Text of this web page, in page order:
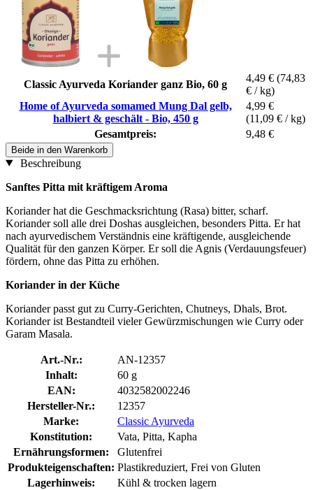
Classic Ayurveda Koriander ganz Bio, 60 g
4,49 € (74,83
€ / kg)
Home of Ayurveda somamed Mung Dal gelb,
halbiert & geschält - Bio, 450 g
4,99 €
(11,09 € / kg)
Gesamtpreis:
9,48 €
Beide in den Warenkorb
Beschreibung
Sanftes Pitta mit kräftigem Aroma
Koriander hat die Geschmacksrichtung (Rasa) bitter, scharf.
Koriander soll alle drei Doshas ausgleichen, besonders Pitta. Er hat
nach ayurvedischem Verständnis eine kräftigende, ausgleichende
Qualität für den ganzen Körper. Er soll die Agnis (Verdauungsfeuer)
fördern, ohne das Pitta zu erhöhen.
Koriander in der Küche
Koriander passt gut zu Curry-Gerichten, Chutneys, Dhals, Brot.
Koriander ist Bestandteil vieler Gewürzmischungen wie Curry oder
Garam Masala.
Art.-Nr.:
AN-12357
Inhalt:
60 g
EAN:
4032582002246
Hersteller-Nr.:
12357
Marke:
Classic Ayurveda
Konstitution:
Vata, Pitta, Kapha
Ernährungsformen:
Glutenfrei
Produkteigenschaften: Plastikreduziert, Frei von Gluten
Lagerhinweis:
Kühl & trocken lagern